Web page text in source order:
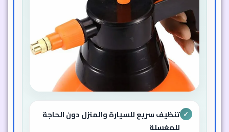
✓ تنظيف سريع للسيارة والمنزل دون الحاجة
للمغسلة